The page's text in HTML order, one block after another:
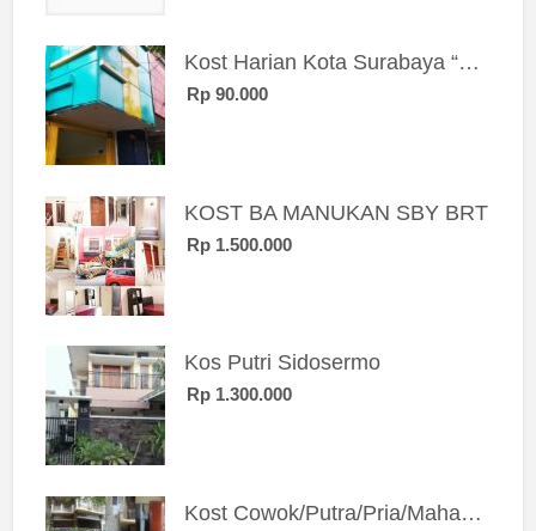
Kost Harian Kota Surabaya “Sierra Kost”
Rp 90.000
KOST BA MANUKAN SBY BRT
Rp 1.500.000
Kos Putri Sidosermo
Rp 1.300.000
Kost Cowok/Putra/Pria/Mahasiswa/Karyawan SIngle eksklusif bangunan baru